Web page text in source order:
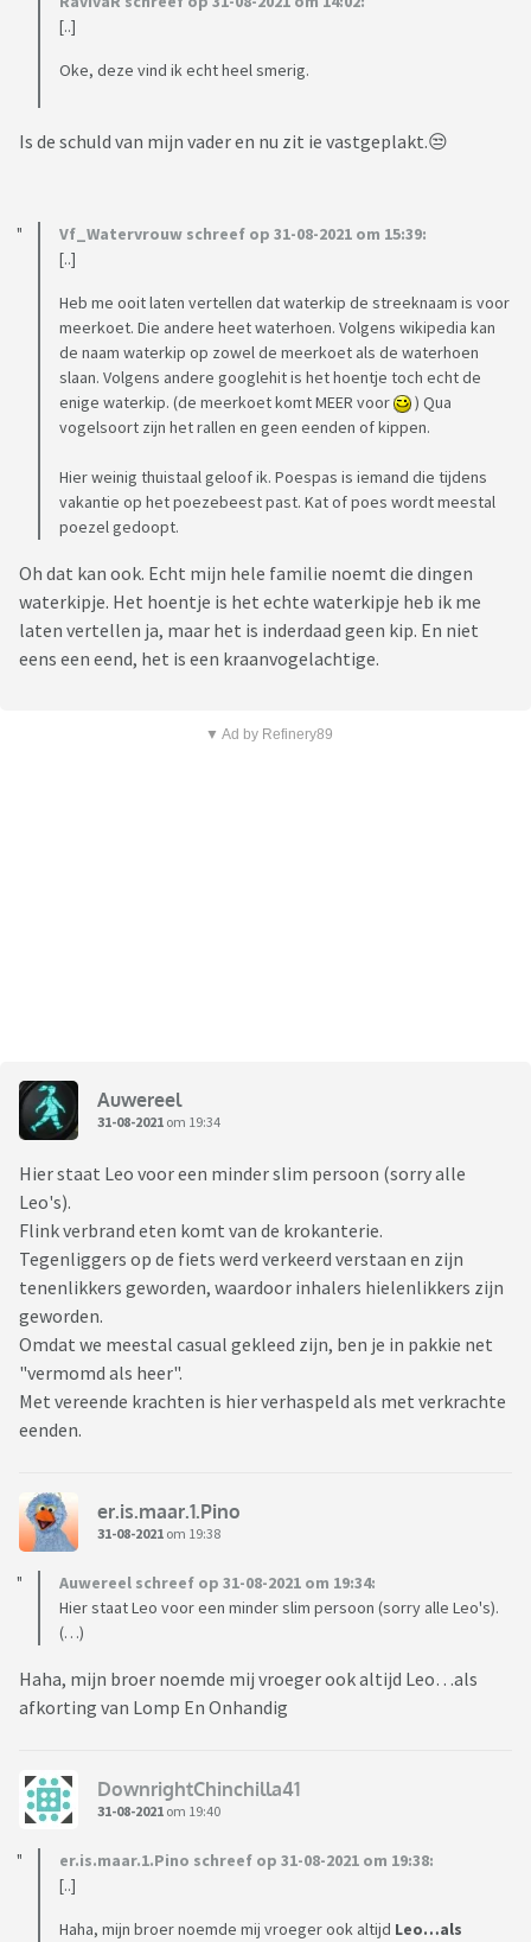
[..]
Oke, deze vind ik echt heel smerig.
Is de schuld van mijn vader en nu zit ie vastgeplakt.😒
Vf_Watervrouw schreef op 31-08-2021 om 15:39:
[..]
Heb me ooit laten vertellen dat waterkip de streeknaam is voor
meerkoet. Die andere heet waterhoen. Volgens wikipedia kan
de naam waterkip op zowel de meerkoet als de waterhoen
slaan. Volgens andere googlehit is het hoentje toch echt de
enige waterkip. (de meerkoet komt MEER voor
) Qua
vogelsoort zijn het rallen en geen eenden of kippen.
Hier weinig thuistaal geloof ik. Poespas is iemand die tijdens
vakantie op het poezebeest past. Kat of poes wordt meestal
poezel gedoopt.
Oh dat kan ook. Echt mijn hele familie noemt die dingen
waterkipje. Het hoentje is het echte waterkipje heb ik me
laten vertellen ja, maar het is inderdaad geen kip. En niet
eens een eend, het is een kraanvogelachtige.
▼ Ad by Refinery89
Auwereel
31-08-2021 om 19:34
Hier staat Leo voor een minder slim persoon (sorry alle
Leo's).
Flink verbrand eten komt van de krokanterie.
Tegenliggers op de fiets werd verkeerd verstaan en zijn
tenenlikkers geworden, waardoor inhalers hielenlikkers zijn
geworden.
Omdat we meestal casual gekleed zijn, ben je in pakkie net
"vermomd als heer".
Met vereende krachten is hier verhaspeld als met verkrachte
eenden.
er.is.maar.1.Pino
31-08-2021 om 19:38
Auwereel schreef op 31-08-2021 om 19:34:
Hier staat Leo voor een minder slim persoon (sorry alle Leo's).
(…)
Haha, mijn broer noemde mij vroeger ook altijd Leo…als
afkorting van Lomp En Onhandig
DownrightChinchilla41
31-08-2021 om 19:40
er.is.maar.1.Pino schreef op 31-08-2021 om 19:38:
[..]
Haha, mijn broer noemde mij vroeger ook altijd Leo…als